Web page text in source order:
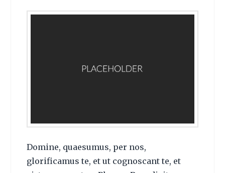
Domine, quaesumus, per nos,
glorificamus te, et ut cognoscant te, et